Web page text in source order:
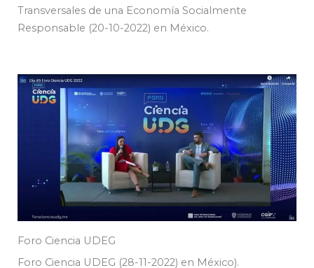
Transversales de una Economía Socialmente
Responsable (20-10-2022) en México.
Foro Ciencia UDEG
Foro Ciencia UDEG (28-11-2022) en México).